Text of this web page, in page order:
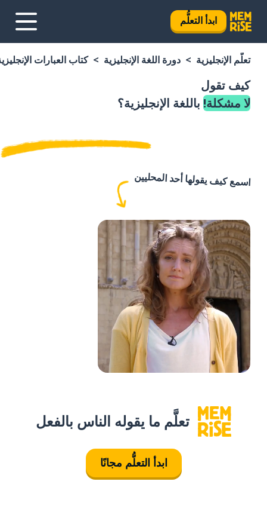
ابدأ التعلُّم
تعلَّم الإنجليزية دورة اللغة الإنجليزية كتاب العبارات
كيف تقول
لا مشكلة! باللغة الإنجليزية؟
اسمع كيف يقولها أحد المحليين
تعلَّم ما يقوله الناس بالفعل
ابدأ التعلُّم مجانًا